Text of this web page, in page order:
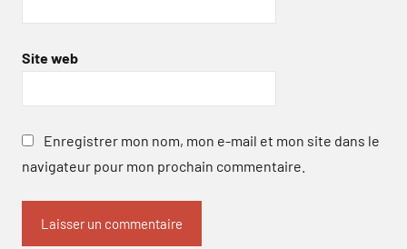
Site web
Enregistrer mon nom, mon e-mail et mon site dans le
navigateur pour mon prochain commentaire.